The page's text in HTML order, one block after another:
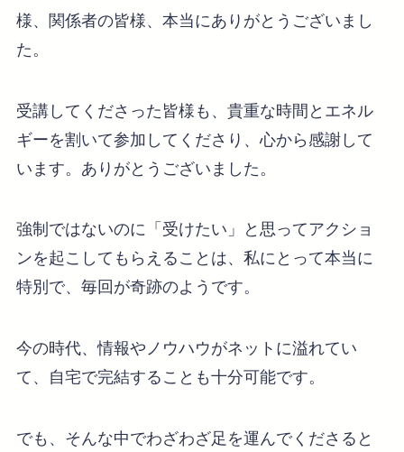
様、関係者の皆様、本当にありがとうございまし
た。
受講してくださった皆様も、貴重な時間とエネル
ギーを割いて参加してくださり、心から感謝して
います。ありがとうございました。
強制ではないのに「受けたい」と思ってアクショ
ンを起こしてもらえることは、私にとって本当に
特別で、毎回が奇跡のようです。
今の時代、情報やノウハウがネットに溢れてい
て、自宅で完結することも十分可能です。
でも、そんな中でわざわざ足を運んでくださると